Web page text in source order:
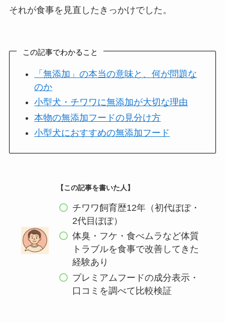
それが食事を見直したきっかけでした。
この記事でわかること
「無添加」の本当の意味と、何が問題な
のか
小型犬・チワワに無添加が大切な理由
本物の無添加フードの見分け方
小型犬におすすめの無添加フード
【この記事を書いた人】
チワワ飼育歴12年（初代ぽぽ・
2代目ぽぽ）
体臭・フケ・食べムラなど体質
トラブルを食事で改善してきた
経験あり
プレミアムフードの成分表示・
口コミを調べて比較検証